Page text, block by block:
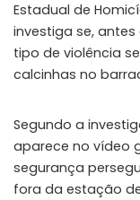
Estadual de
investiga se,
tipo de violência
calcinhas no
Segundo a
aparece no vídeo
segurança
fora da estação